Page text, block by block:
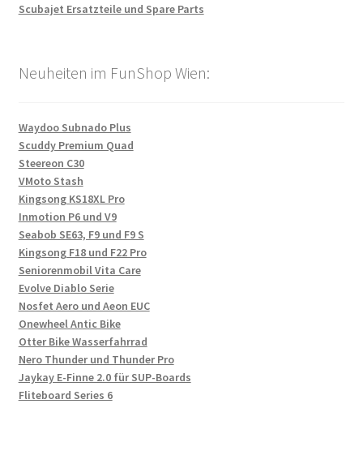
Scubajet Ersatzteile und Spare Parts
Neuheiten im FunShop Wien:
Waydoo Subnado Plus
Scuddy Premium Quad
Steereon C30
VMoto Stash
Kingsong KS18XL Pro
Inmotion P6 und V9
Seabob SE63, F9 und F9 S
Kingsong F18 und F22 Pro
Seniorenmobil Vita Care
Evolve Diablo Serie
Nosfet Aero und Aeon EUC
Onewheel Antic Bike
Otter Bike Wasserfahrrad
Nero Thunder und Thunder Pro
Jaykay E-Finne 2.0 für SUP-Boards
Fliteboard Series 6